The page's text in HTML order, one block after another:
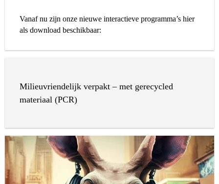
Vanaf nu zijn onze nieuwe interactieve programma’s hier
als download beschikbaar:
Milieuvriendelijk verpakt – met gerecycled
materiaal (PCR)